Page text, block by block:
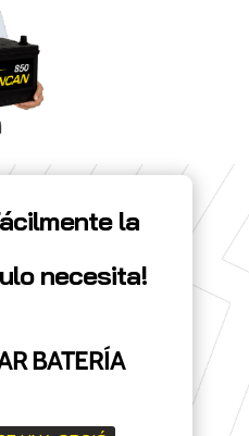
la
necesita!
BATERÍA